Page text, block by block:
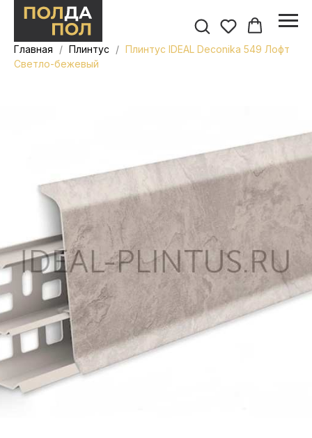
Главная Плинтус
Плинтус IDEAL Deconika 549 Лофт
Светло-бежевый